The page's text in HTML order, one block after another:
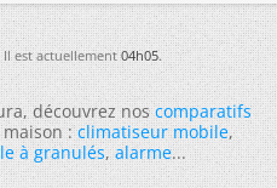
Il est actuellement04h05.
découvrez noscomparatifs
:climatiseur mobile,
à granulés,alarme...